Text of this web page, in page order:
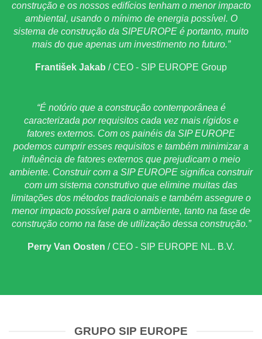
construção e os nossos edifícios tenham o menor impacto
ambiental, usando o mínimo de energia possível. O
sistema de construção da SIPEUROPE é portanto, muito
mais do que apenas um investimento no futuro.”
František Jakab / CEO - SIP EUROPE Group
“É notório que a construção contemporânea é
caracterizada por requisitos cada vez mais rígidos e
fatores externos. Com os painéis da SIP EUROPE
podemos cumprir esses requisitos e também minimizar a
influência de fatores externos que prejudicam o meio
ambiente. Construir com a SIP EUROPE significa construir
com um sistema construtivo que elimine muitas das
limitações dos métodos tradicionais e também assegure o
menor impacto possível para o ambiente, tanto na fase de
construção como na fase de utilização dessa construção.”
Perry Van Oosten / CEO - SIP EUROPE NL. B.V.
GRUPO SIP EUROPE